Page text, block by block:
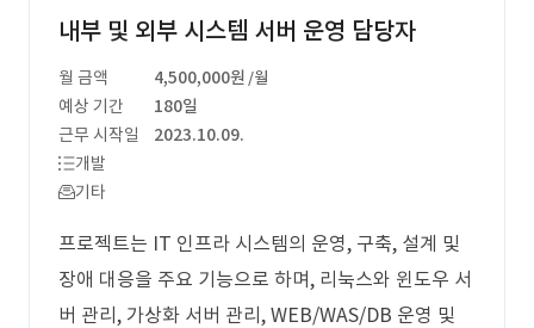
내부 및 외부 시스템 서버 운영 담당자
월 금액 4,500,000원 /월
예상 기간
180일
근무 시작일
2023.10.09.
개발
기타
프로젝트는 IT 인프라 시스템의 운영, 구축, 설계 및
장애 대응을 주요 기능으로 하며, 리눅스와 윈도우 서
버 관리, 가상화 서버 관리, WEB/WAS/DB 운영 및